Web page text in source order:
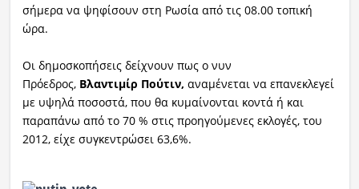
Ραδιόφωνο
Εκπομπές
Πολιτισμός
σήμερα να ψηφίσουν στη Ρωσία από τις 08.00 τοπική
ώρα.
Οι δημοσκοπήσεις δείχνουν πως ο νυν
Πρόεδρος, Βλαντιμίρ Πούτιν, αναμένεται να επανεκλεγεί
με υψηλά ποσοστά, που θα κυμαίνονται κοντά ή και
παραπάνω από το 70 % στις προηγούμενες εκλογές, του
2012, είχε συγκεντρώσει 63,6%.